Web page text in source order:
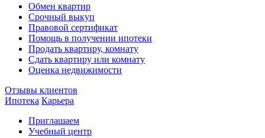
Обмен квартир
Срочный выкуп
Правовой сертификат
Помощь в получении ипотеки
Продать квартиру, комнату
Сдать квартиру или комнату
Оценка недвижимости
Отзывы клиентов
Ипотека Карьера
Приглашаем
Учебный центр